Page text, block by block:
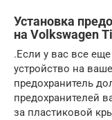
Установка
на Volkswagen
.Если у вас все
устройство на
предохранитель
предохранителей
за пластиковой